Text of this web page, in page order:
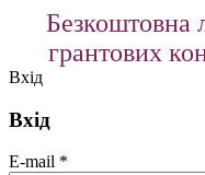
Безкоштовна
грантових
Вхід
Вхід
E-mail *